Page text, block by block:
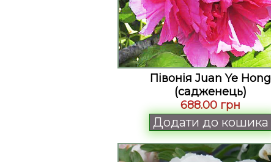
Півонія Juan Ye Hong
(садженець)
688.00 грн
Додати до кошика